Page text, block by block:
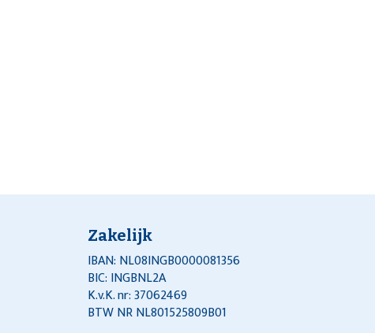
Zakelijk
IBAN: NL08INGB0000081356
BIC: INGBNL2A
K.v.K. nr: 37062469
BTW NR NL801525809B01